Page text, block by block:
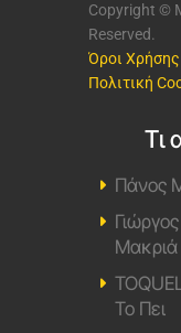
Copyright ©
Reserved.
Όροι Χρήσης
Πολιτική
Τι
Πάνος
Μακριά
Το Πει